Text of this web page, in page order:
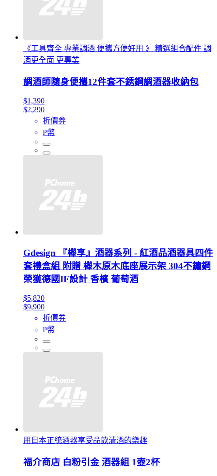
《工具齊全 專業調酒 便攜方便好用 》 精選組合配件 調
酒更全面 更專業
調酒師隨身便攜12件套不銹鋼調酒器收納包
$1,390
$2,290
折價券
P幣
Gdesign 『櫸享』酒器系列 - 紅酒品酒器具四件
套禮盒組 附贈 櫸木原木底座展示架 304不鏽鋼
榮獲德國IF設計 香檳 葡萄酒
$5,820
$9,900
折價券
P幣
用日本正統酒器享受品飲清酒的樂趣
福介商店 白粉引金 酒器組 1壺2杯